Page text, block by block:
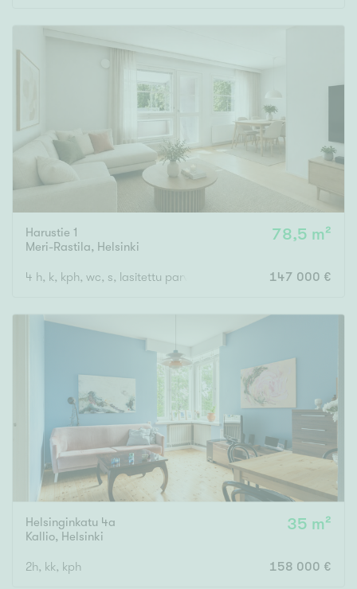
Harustie 1
Meri-Rastila, Helsinki
78,5 m²
4 h, k, kph, wc, s, lasitettu parveke 147 000 €
Helsinginkatu 4a
Kallio, Helsinki
35 m²
2h, kk, kph 158 000 €